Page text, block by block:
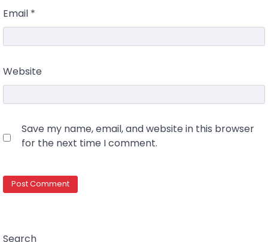
Email *
Website
Save my name, email, and website in this browser
for the next time I comment.
Search